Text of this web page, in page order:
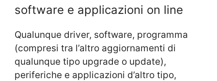
software e applicazioni on line
Qualunque driver, software, programma
(compresi tra l’altro aggiornamenti di
qualunque tipo upgrade o update),
periferiche e applicazioni d’altro tipo,